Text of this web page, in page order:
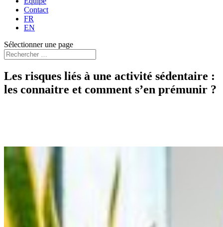
Contact
FR
EN
Sélectionner une page
Les risques liés à une activité sédentaire :
les connaitre et comment s’en prémunir ?